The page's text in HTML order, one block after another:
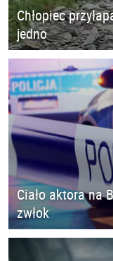
Chłopiec
jedno
Ciało aktora na
zwłok